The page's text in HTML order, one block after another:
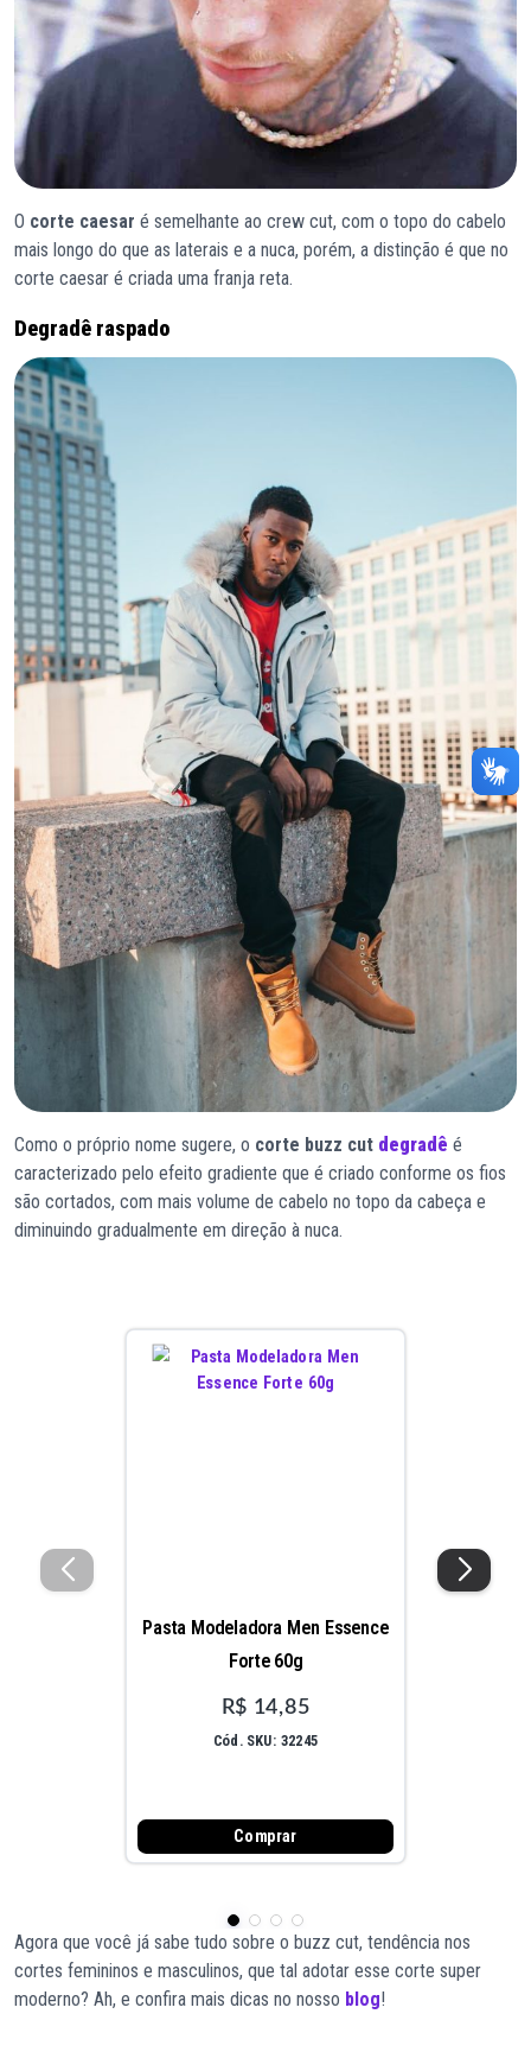
O corte caesar é semelhante ao crew cut, com o topo do cabelo
mais longo do que as laterais e a nuca, porém, a distinção é que no
corte caesar é criada uma franja reta.
Degradê raspado
Como o próprio nome sugere, o corte buzz cut degradê é
caracterizado pelo efeito gradiente que é criado conforme os fios
são cortados, com mais volume de cabelo no topo da cabeça e
diminuindo gradualmente em direção à nuca.
Pasta Modeladora Men Essence
Forte 60g
R$ 14,85
Cód. SKU: 32245
Comprar
Agora que você já sabe tudo sobre o buzz cut, tendência nos
cortes femininos e masculinos, que tal adotar esse corte super
moderno? Ah, e confira mais dicas no nosso blog!